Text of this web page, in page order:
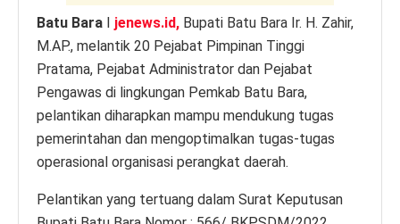
Batu Bara I jenews.id, Bupati Batu Bara Ir. H. Zahir,
M.AP., melantik 20 Pejabat Pimpinan Tinggi
Pratama, Pejabat Administrator dan Pejabat
Pengawas di lingkungan Pemkab Batu Bara,
pelantikan diharapkan mampu mendukung tugas
pemerintahan dan mengoptimalkan tugas-tugas
operasional organisasi perangkat daerah.
Pelantikan yang tertuang dalam Surat Keputusan